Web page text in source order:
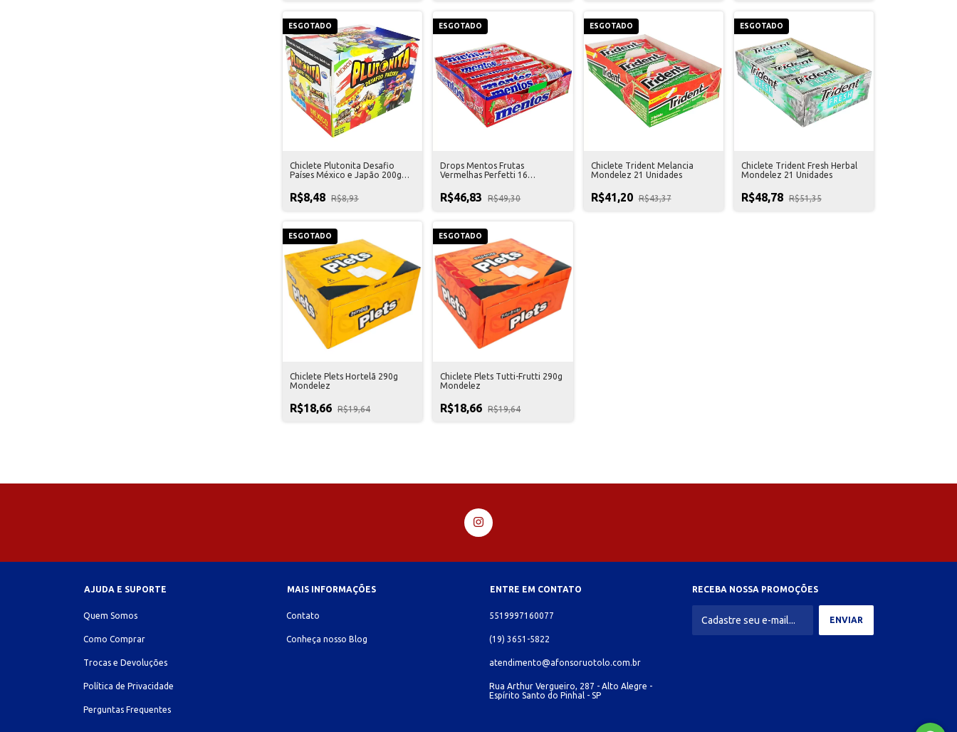
ESGOTADO
Chiclete Plutonita Desafio
Países México e Japão 200g
R$8,48 R$8,93
ESGOTADO
Drops Mentos Frutas
Vermelhas Perfetti 16
R$46,83 R$49,30
ESGOTADO
Chiclete Trident Melancia
Mondelez 21 Unidades
R$41,20 R$43,37
ESGOTADO
Chiclete Trident Fresh Herbal
Mondelez 21 Unidades
R$48,78 R$51,35
ESGOTADO
Chiclete Plets Hortelã 290g
Mondelez
R$18,66 R$19,64
ESGOTADO
Chiclete Plets Tutti-Frutti 290g
Mondelez
R$18,66 R$19,64
AJUDA E SUPORTE
Quem Somos
Como Comprar
Trocas e Devoluções
Política de Privacidade
Perguntas Frequentes
MAIS INFORMAÇÕES
Contato
Conheça nosso Blog
ENTRE EM CONTATO
5519997160077
(19) 3651-5822
atendimento@afonsoruotolo.com.br
Rua Arthur Vergueiro, 287 - Alto Alegre -
Espírito Santo do Pinhal - SP
RECEBA NOSSA PROMOÇÕES